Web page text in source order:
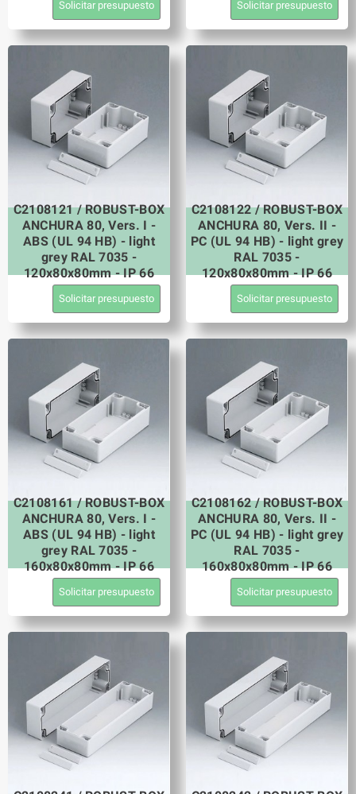
Solicitar presupuesto Solicitar presupuesto
C2108121 / ROBUST-BOX
ANCHURA 80, Vers. I -
ABS (UL 94 HB) - light
grey RAL 7035 -
120x80x80mm - IP 66
Solicitar presupuesto
C2108122 / ROBUST-BOX
ANCHURA 80, Vers. II -
PC (UL 94 HB) - light grey
RAL 7035 -
120x80x80mm - IP 66
Solicitar presupuesto
C2108161 / ROBUST-BOX
ANCHURA 80, Vers. I -
ABS (UL 94 HB) - light
grey RAL 7035 -
160x80x80mm - IP 66
Solicitar presupuesto
C2108162 / ROBUST-BOX
ANCHURA 80, Vers. II -
PC (UL 94 HB) - light grey
RAL 7035 -
160x80x80mm - IP 66
Solicitar presupuesto